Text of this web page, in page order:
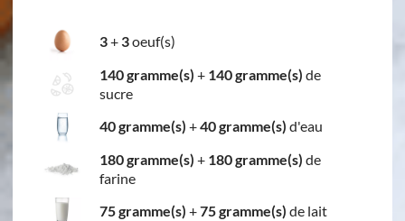
3+ 3oeuf(s)
140 gramme(s) + 140 gramme(s) de
sucre
40 gramme(s) +40 gramme(s) d'eau
180 gramme(s) + 180 gramme(s) de
farine
75 gramme(s) +75 gramme(s) de lait